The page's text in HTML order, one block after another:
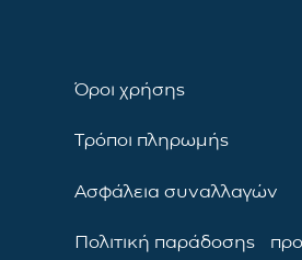
Όροι χρήσης
Τρόποι πληρωμής
Ασφάλεια συναλλαγών
Πολιτική παράδοσης